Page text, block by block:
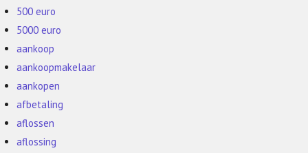
500 euro
5000 euro
aankoop
aankoopmakelaar
aankopen
afbetaling
aflossen
aflossing